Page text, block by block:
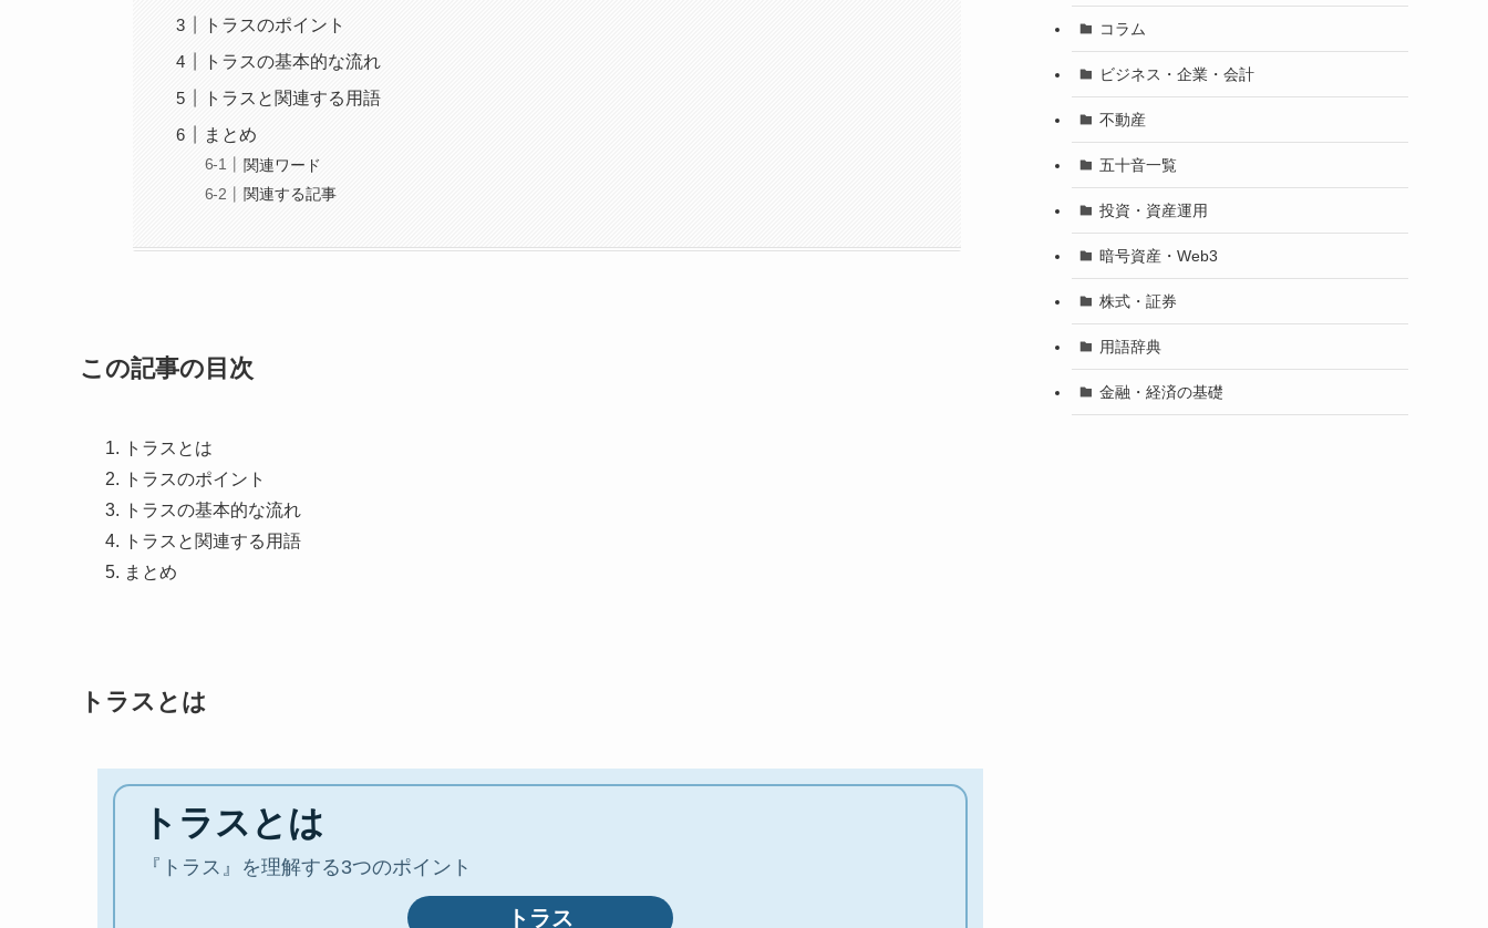
トラスのポイント
トラスの基本的な流れ
トラスと関連する用語
まとめ
関連ワード
関連する記事
この記事の目次
トラスとは
トラスのポイント
トラスの基本的な流れ
トラスと関連する用語
まとめ
トラスとは
コラム
ビジネス・企業・会計
不動産
五十音一覧
投資・資産運用
暗号資産・Web3
株式・証券
用語辞典
金融・経済の基礎